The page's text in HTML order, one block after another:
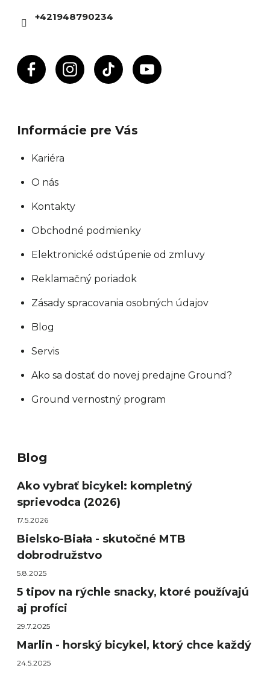
r
v
v
+421948790234
Informácie pre Vás
Kariéra
O nás
Kontakty
Obchodné podmienky
Elektronické odstúpenie od zmluvy
Reklamačný poriadok
Zásady spracovania osobných údajov
Blog
Servis
Ako sa dostať do novej predajne Ground?
Ground vernostný program
Blog
Ako vybrať bicykel: kompletný
sprievodca (2026)
17.5.2026
Bielsko-Biała - skutočné MTB
dobrodružstvo
5.8.2025
5 tipov na rýchle snacky, ktoré používajú
aj profíci
29.7.2025
Marlin - horský bicykel, ktorý chce každý
24.5.2025